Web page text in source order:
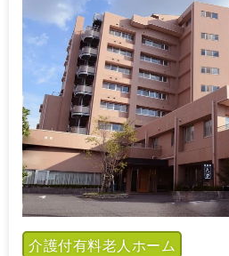
介護付有料老人ホーム